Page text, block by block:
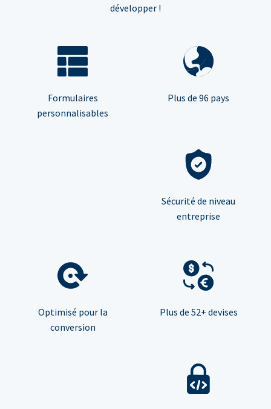
développer !
Formulaires
personnalisables
Plus de 96 pays
Sécurité de niveau
entreprise
Optimisé pour la
conversion
Plus de 52+ devises